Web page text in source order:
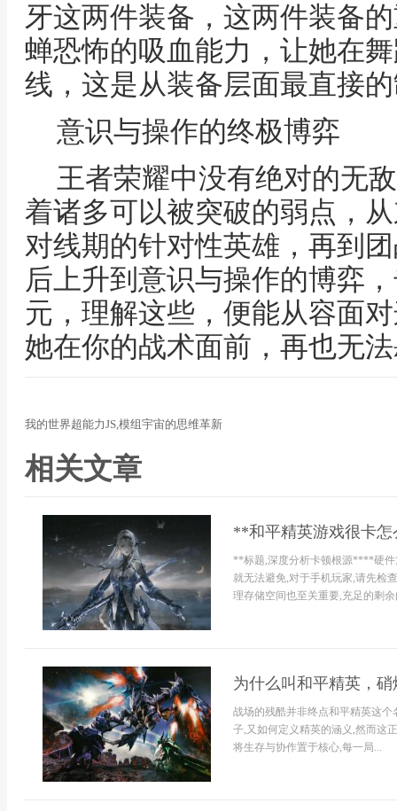
牙这两件装备，这两件装备
蝉恐怖的吸血能力，让她在
线，这是从装备层面最直接
意识与操作的终极博弈
王者荣耀中没有绝对的无
着诸多可以被突破的弱点，
对线期的针对性英雄，再到
后上升到意识与操作的博弈
元，理解这些，便能从容面
她在你的战术面前，再也无
我的世界超能力JS,模组宇宙的思维革新
相关文章
**和平精英游戏很卡
**标题,深度分析卡顿根源****硬件
就无法避免,对于手机玩家,请先检
理存储空间也至关重要,充足的剩
为什么叫和平精英，
战场的残酷并非终点和平精英这
子,又如何定义精英的涵义,然而这
将生存与协作置于核心,每一局...